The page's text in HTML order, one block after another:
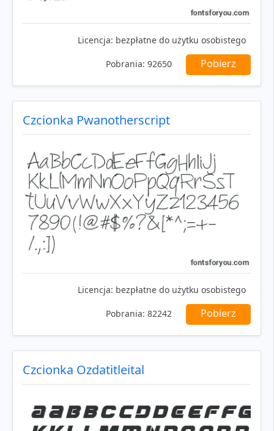
Licencja: bezpłatne do użytku osobistego
Pobrania: 92650 Pobierz
Czcionka Pwanotherscript
Licencja: bezpłatne do użytku osobistego
Pobrania: 82242 Pobierz
Czcionka Ozdatitleital